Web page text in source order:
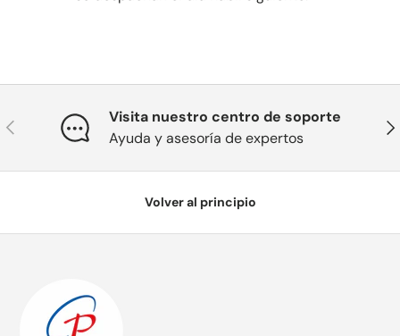
Anterior
Visita nuestro centro de soporte
Ayuda y asesoría de expertos
Volver al principio